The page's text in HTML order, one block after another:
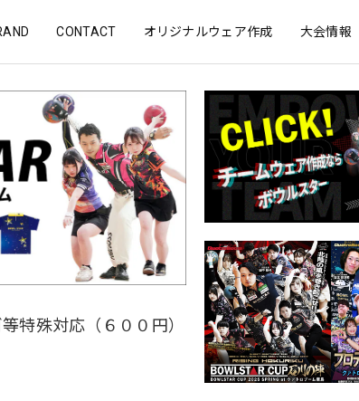
CONTACT オリジナルウェア作成 大会情報
特殊対応（６００円）